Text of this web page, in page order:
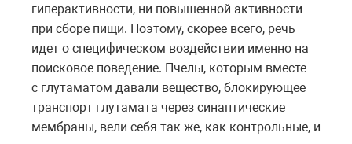
гиперактивности, ни повышенной активности
при сборе пищи. Поэтому, скорее всего, речь
идет о специфическом воздействии именно на
поисковое поведение. Пчелы, которым вместе
с глутаматом давали вещество, блокирующее
транспорт глутамата через синаптические
мембраны, вели себя так же, как контрольные, и